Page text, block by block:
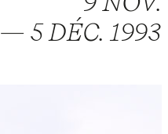
— 5 DÉC. 1993